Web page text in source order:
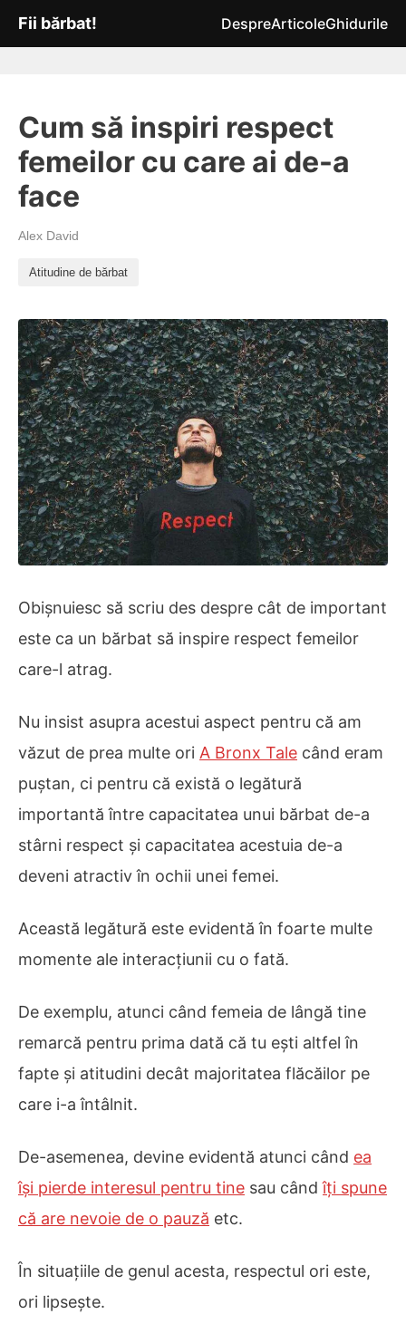
Fii bărbat! DespreArticoleGhidurile
Cum să inspiri respect
femeilor cu care ai de-a
face
Alex David
Atitudine de bărbat
Obișnuiesc să scriu des despre cât de important
este ca un bărbat să inspire respect femeilor
care-l atrag.
Nu insist asupra acestui aspect pentru că am
văzut de prea multe ori A Bronx Tale când eram
puștan, ci pentru că există o legătură
importantă între capacitatea unui bărbat de-a
stârni respect și capacitatea acestuia de-a
deveni atractiv în ochii unei femei.
Această legătură este evidentă în foarte multe
momente ale interacțiunii cu o fată.
De exemplu, atunci când femeia de lângă tine
remarcă pentru prima dată că tu ești altfel în
fapte și atitudini decât majoritatea flăcăilor pe
care i-a întâlnit.
De-asemenea, devine evidentă atunci când ea
își pierde interesul pentru tine sau cândîți spune
că are nevoie de o pauză etc.
În situațiile de genul acesta, respectul ori este,
ori lipsește.